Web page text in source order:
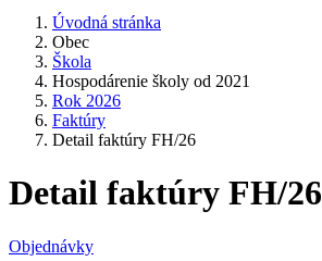
Úvodná stránka
Obec
Škola
Hospodárenie školy od 2021
Rok 2026
Faktúry
Detail faktúry FH/26
Detail faktúry FH/26
Objednávky